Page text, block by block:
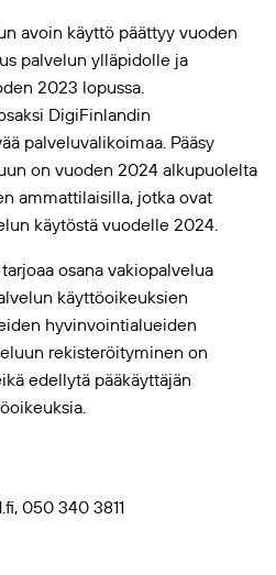
avoin käyttö päättyy vuoden
palvelun ylläpidolle ja
2023 lopussa.
DigiFinlandin
palveluvalikoimaa. Pääsy
on vuoden 2024 alkupuolelta
ammattilaisilla, jotka ovat
käytöstä vuodelle 2024.
osana vakiopalvelua
käyttöoikeuksien
hyvinvointialueiden
rekisteröityminen on
edellytä pääkäyttäjän
050 340 3811